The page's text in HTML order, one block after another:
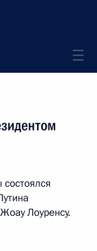
Лоуренсу.